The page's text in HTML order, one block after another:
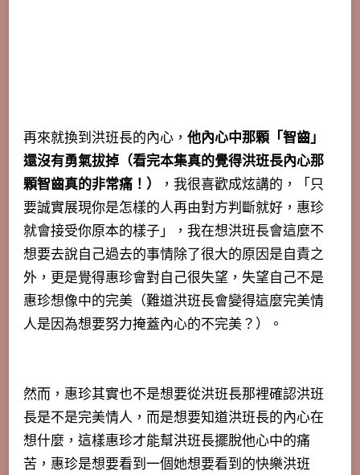
再來就換到洪班長的內心， 他內心中那顆「智齒」
還沒有勇氣拔掉（看完本集真的覺得洪班長內心那
顆智齒真的非常痛！）
，我很喜歡成炫講的，「只
要誠實展現你是怎樣的人再由對方判斷就好，惠珍
就會接受你原本的樣子」，我在想洪班長會這麼不
想要去說自己過去的事情除了很大的原因是自責之
外，更是覺得惠珍會對自己很失望，失望自己不是
惠珍想像中的完美（難道洪班長會變得這麼完美情
人是因為想要努力掩蓋內心的不完美？）。
然而，惠珍其實也不是想要從洪班長那裡確認洪班
長是不是完美情人，而是想要知道洪班長的內心在
想什麼，這樣惠珍才能幫洪班長擺脫他心中的痛
苦，惠珍是想要看到一個她想要看到的快樂洪班